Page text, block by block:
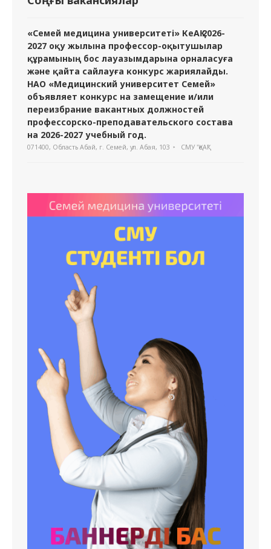
«Семей медицина университеті» КеАҚ 2026-
2027 оқу жылына профессор-оқытушылар
құрамының бос лауазымдарына орналасуға
және қайта сайлауға конкурс жариялайды.
НАО «Медицинский университет Семей»
объявляет конкурс на замещение и/или
переизбрание вакантных должностей
профессорско-преподавательского состава
на 2026-2027 учебный год.
071400, Область Абай, г. Семей, ул. Абая, 103 СМУ "ҚеАҚ"